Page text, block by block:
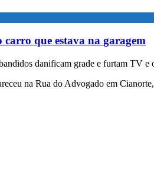
que estava na garagem
danificam grade e furtam TV e
na Rua do Advogado em